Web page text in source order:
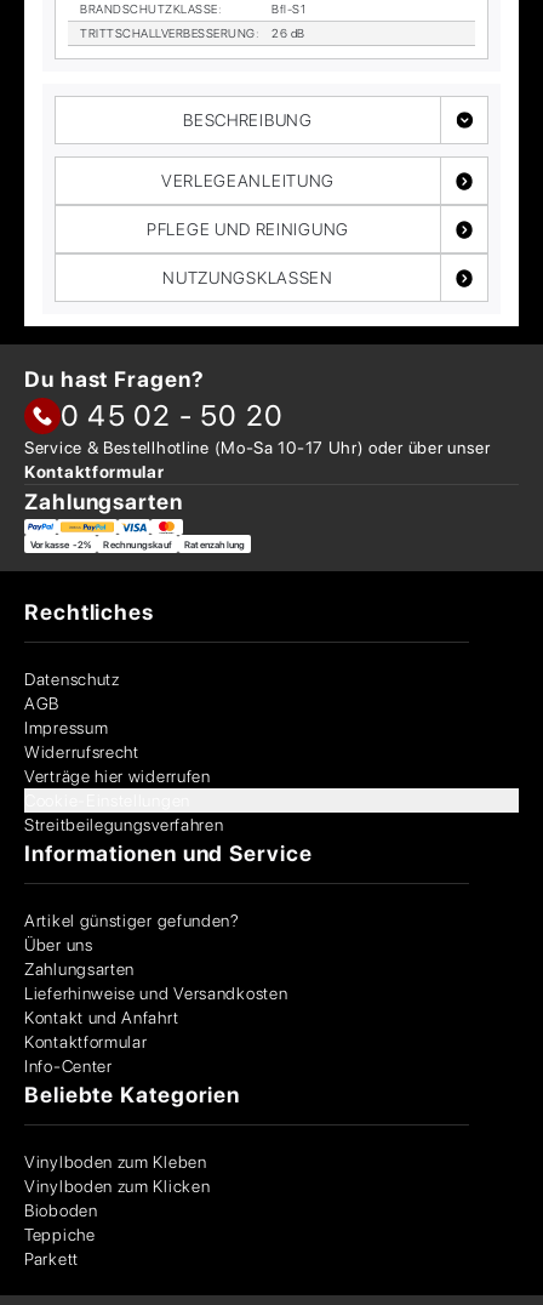
BRAND­SCHUTZ­KLAS­SE:
Bfl-S1
TRITT­SCHALL­VER­BES­SE­RUNG: 26 dB
BESCHREIBUNG
VERLEGEANLEITUNG
PFLEGE UND REINIGUNG
NUTZUNGSKLASSEN
Du hast Fragen?
0 45 02 - 50 20
Service & Bestellhotline (Mo-Sa 10-17 Uhr) oder überunser
Kontaktformular
Zahlungsarten
Vorkasse -2% Rechnungskauf Ratenzahlung
Rechtliches
Datenschutz
AGB
Impressum
Widerrufsrecht
Verträge hier widerrufen
Streitbeilegungsverfahren
Informationen und Service
Artikel günstiger gefunden?
Über uns
Zahlungsarten
Lieferhinweise und Versandkosten
Kontakt und Anfahrt
Kontaktformular
Info-Center
Beliebte Kategorien
Vinylboden zum Kleben
Vinylboden zum Klicken
Bioboden
Teppiche
Parkett